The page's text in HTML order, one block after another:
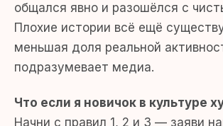
общался явно и разошёлся с
Плохие истории всё ещё
меньшая доля реальной
подразумевает медиа.
Что если я новичок в культуре
Начни с правил 1, 2 и 3 — заяви